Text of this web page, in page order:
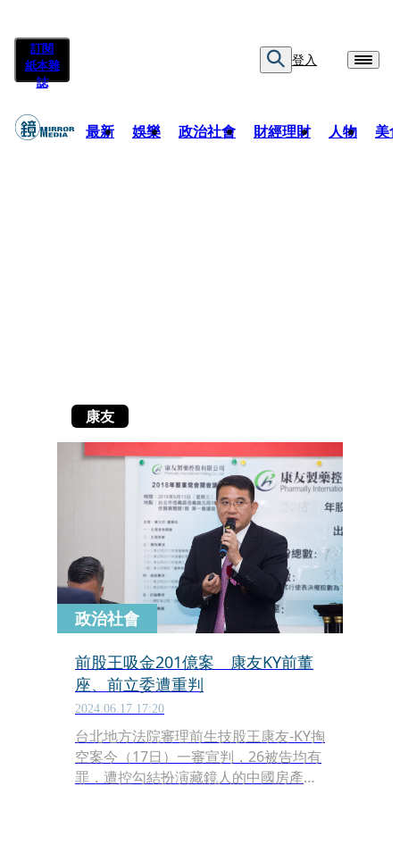
訂閱
紙本雜
誌
登入
最新 娛樂 政治社會 財經理財 人物 美
康友
政治社會
前股王吸金201億案 康友KY前董
座、前立委遭重判
2024.06.17 17:20
台北地方法院審理前生技股王康友-KY掏
空案今（17日）一審宣判，26被告均有
罪，遭控勾結扮演藏鏡人的中國房產大